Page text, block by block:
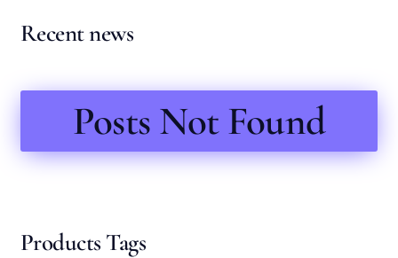
Recent news
Posts Not Found
Products Tags